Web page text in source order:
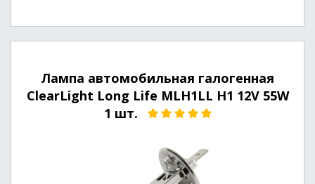
Лампа автомобильная галогенная
ClearLight Long Life MLH1LL H1 12V 55W
1 шт.